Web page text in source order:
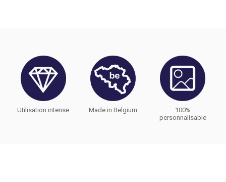
Utilisation intense Made in Belgium
100%
personnalisable